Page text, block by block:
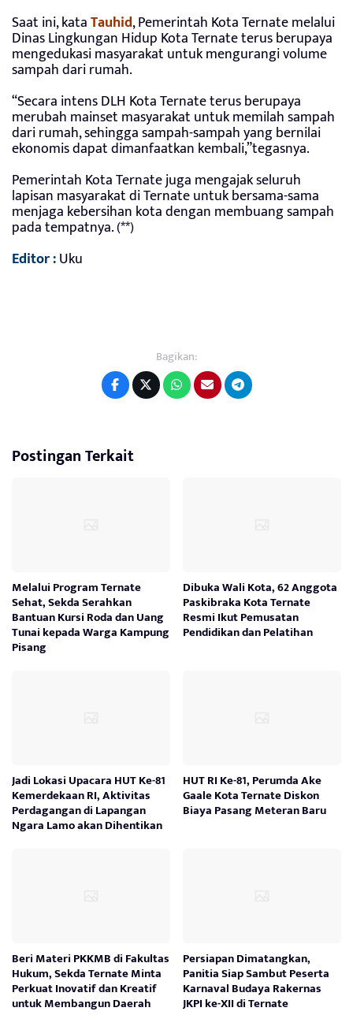
Saat ini, kataTauhid, Pemerintah Kota Ternate melalui
Dinas Lingkungan Hidup Kota Ternate terus berupaya
mengedukasi masyarakat untuk mengurangi volume
sampah dari rumah.
“Secara intens DLH Kota Ternate terus berupaya
merubah mainset masyarakat untuk memilah sampah
dari rumah, sehingga sampah-sampah yang bernilai
ekonomis dapat dimanfaatkan kembali,”tegasnya.
Pemerintah Kota Ternate juga mengajak seluruh
lapisan masyarakat di Ternate untuk bersama-sama
menjaga kebersihan kota dengan membuang sampah
pada tempatnya. (**)
Editor :Uku
Bagikan:
Postingan Terkait
Melalui Program Ternate
Sehat, Sekda Serahkan
Bantuan Kursi Roda dan Uang
Tunai kepada Warga Kampung
Pisang
Dibuka Wali Kota, 62 Anggota
Paskibraka Kota Ternate
Resmi Ikut Pemusatan
Pendidikan dan Pelatihan
Jadi Lokasi Upacara HUT Ke-81
Kemerdekaan RI, Aktivitas
Perdagangan di Lapangan
Ngara Lamo akan Dihentikan
HUT RI Ke-81, Perumda Ake
Gaale Kota Ternate Diskon
Biaya Pasang Meteran Baru
Beri Materi PKKMB di Fakultas
Hukum, Sekda Ternate Minta
Perkuat Inovatif dan Kreatif
untuk Membangun Daerah
Persiapan Dimatangkan,
Panitia Siap Sambut Peserta
Karnaval Budaya Rakernas
JKPI ke-XII di Ternate